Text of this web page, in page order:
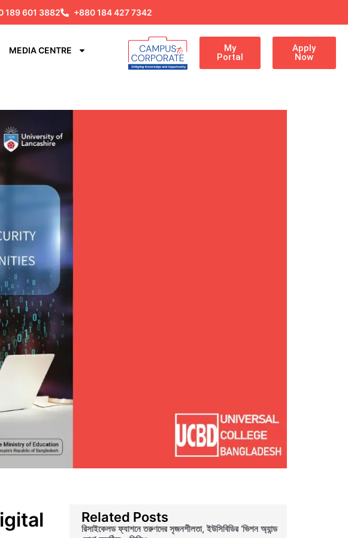
189 601 3882 +880 184 427 7342
MEDIA CENTRE
My
Portal
Apply
Now
Related Posts
রিসাইকেলড ফ্যাশনে তরুণদের সৃজনশীলতা, ইউসিবিডির ‘ভিশন অ্যান্ড